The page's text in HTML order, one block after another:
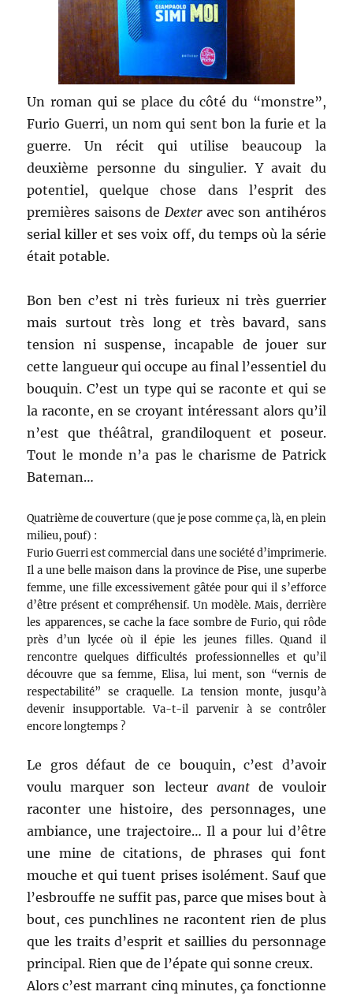
Un roman qui se place du côté du “monstre”,
Furio Guerri, un nom qui sent bon la furie et la
guerre. Un récit qui utilise beaucoup la
deuxième personne du singulier. Y avait du
potentiel, quelque chose dans l’esprit des
premières saisons de Dexteravec son antihéros
serial killer et ses voix off, du temps où la série
était potable.
Bon ben c’est ni très furieux ni très guerrier
mais surtout très long et très bavard, sans
tension ni suspense, incapable de jouer sur
cette langueur qui occupe au final l’essentiel du
bouquin. C’est un type qui se raconte et qui se
la raconte, en se croyant intéressant alors qu’il
n’est que théâtral, grandiloquent et poseur.
Tout le monde n’a pas le charisme de Patrick
Bateman…
Quatrième de couverture (que je pose comme ça, là, en plein
milieu, pouf) :
Furio Guerri est commercial dans une société d’imprimerie.
Il a une belle maison dans la province de Pise, une superbe
femme, une fille excessivement gâtée pour qui il s’efforce
d’être présent et compréhensif. Un modèle. Mais, derrière
les apparences, se cache la face sombre de Furio, qui rôde
près d’un lycée où il épie les jeunes filles. Quand il
rencontre quelques difficultés professionnelles et qu’il
découvre que sa femme, Elisa, lui ment, son “vernis de
respectabilité” se craquelle. La tension monte, jusqu’à
devenir insupportable. Va-t-il parvenir à se contrôler
encore longtemps ?
Le gros défaut de ce bouquin, c’est d’avoir
voulu marquer son lecteur avantde vouloir
raconter une histoire, des personnages, une
ambiance, une trajectoire… Il a pour lui d’être
une mine de citations, de phrases qui font
mouche et qui tuent prises isolément. Sauf que
l’esbrouffe ne suffit pas, parce que mises bout à
bout, ces punchlines ne racontent rien de plus
que les traits d’esprit et saillies du personnage
principal. Rien que de l’épate qui sonne creux.
Alors c’est marrant cinq minutes, ça fonctionne